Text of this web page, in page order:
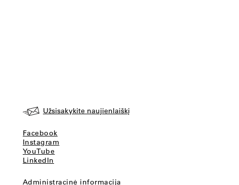
Užsisakykite naujienlaiškį
Facebook
Instagram
YouTube
LinkedIn
Administracinė informacija